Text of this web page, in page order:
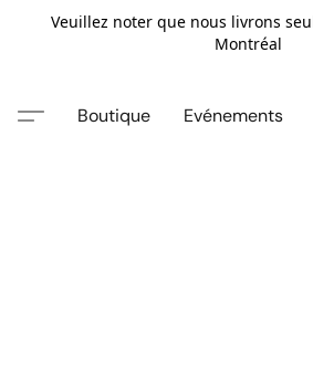
Veuillez noter que nous livrons
Montréal
Boutique Evénements